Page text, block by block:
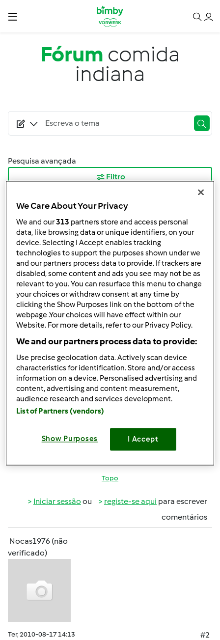
Passar para o conteúdo principal
Fórum comida
indiana
Pesquisa avançada
Filtro
Resultados por página:
10
2 | Última entrada
Responder mensagem
Gast (não verificado)
Ter, 2010-08-17 11:26
ola a todos
sera que alguem me pode ajudar, preciso de receitas
Topo
Iniciar sessão ou registe-se aqui para escrever
comentários
Nocas1976 (não
verificado)
Ter, 2010-08-17 14:13
#2
We Care About Your Privacy
We and our313 partners store and access personal
data, like browsing data or unique identifiers, on your
device. Selecting I Accept enables tracking
technologies to support the purposes shown under we
and our partners process data to provide. If trackers are
disabled, some content and ads you see may not be as
relevant to you. You can resurface this menu to change
your choices or withdraw consent at any time by
clicking the Show Purposes link on the bottom of the
webpage .Your choices will have effect within our
Website. For more details, refer to our Privacy Policy.
We and our partners process data to provide:
Use precise geolocation data. Actively scan device
characteristics for identification. Store and/or access
information on a device. Personalised advertising and
content, advertising and content measurement,
audience research and services development.
List of Partners (vendors)
Show Purposes I Accept